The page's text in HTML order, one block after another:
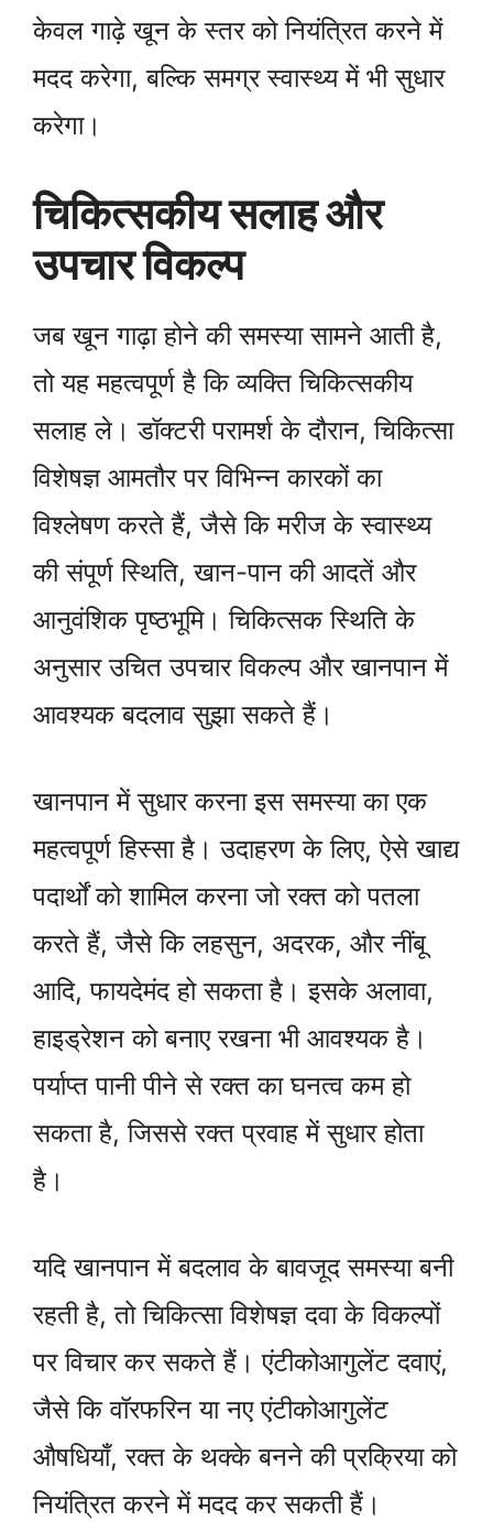
केवल गाढ़े खून के स्तर को नियंत्रित करने में
मदद करेगा, बल्कि समग्र स्वास्थ्य में भी सुधार
करेगा।
चिकित्सकीय सलाह और
उपचार विकल्प
जब खून गाढ़ा होने की समस्या सामने आती है,
तो यह महत्वपूर्ण है कि व्यक्ति चिकित्सकीय
सलाह ले। डॉक्टरी परामर्श के दौरान, चिकित्सा
विशेषज्ञ आमतौर पर विभिन्न कारकों का
विश्लेषण करते हैं, जैसे कि मरीज के स्वास्थ्य
की संपूर्ण स्थिति, खान-पान की आदतें और
आनुवंशिक पृष्ठभूमि। चिकित्सक स्थिति के
अनुसार उचित उपचार विकल्प और खानपान में
आवश्यक बदलाव सुझा सकते हैं।
खानपान में सुधार करना इस समस्या का एक
महत्वपूर्ण हिस्सा है। उदाहरण के लिए, ऐसे खाद्य
पदार्थों को शामिल करना जो रक्त को पतला
करते हैं, जैसे कि लहसुन, अदरक, और नींबू
आदि, फायदेमंद हो सकता है। इसके अलावा,
हाइड्रेशन को बनाए रखना भी आवश्यक है।
पर्याप्त पानी पीने से रक्त का घनत्व कम हो
सकता है, जिससे रक्त प्रवाह में सुधार होता
है।
यदि खानपान में बदलाव के बावजूद समस्या बनी
रहती है, तो चिकित्सा विशेषज्ञ दवा के विकल्पों
पर विचार कर सकते हैं। एंटीकोआगुलेंट दवाएं,
जैसे कि वॉरफरिन या नए एंटीकोआगुलेंट
औषधियाँ, रक्त के थक्के बनने की प्रक्रिया को
नियंत्रित करने में मदद कर सकती हैं।